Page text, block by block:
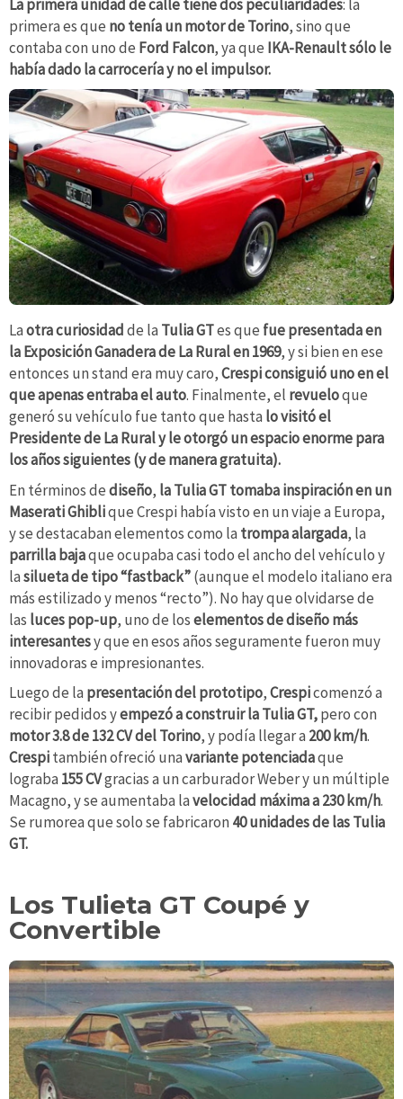
La primera unidad de calletiene dos peculiaridades: la
primera es que no tenía un motor de Torino, sino que
contaba con uno de Ford Falcon, ya que IKA-Renaultsólo le
había dado la carrocería y no el impulsor.
Laotra curiosidadde la Tulia GTes que fue presentada en
la Exposición Ganadera de La Rural en 1969, y si bien en ese
entonces un stand era muy caro,Crespi consiguió uno en el
que apenas entraba el auto. Finalmente, el revueloque
generó su vehículo fue tanto que hasta lo visitó el
Presidente de La Rural y le otorgó un espacio enorme para
los años siguientes (y de manera gratuita).
En términos dediseño, la Tulia GT tomaba inspiración en un
Maserati Ghiblique Crespi había visto en un viaje a Europa,
y se destacaban elementos como la trompa alargada, la
parrilla bajaque ocupaba casi todo el ancho del vehículo y
lasilueta de tipo “fastback”(aunque el modelo italiano era
más estilizado y menos “recto”). No hay que olvidarse de
las luces pop-up, uno de loselementos de diseño más
interesantesy que en esos años seguramente fueron muy
innovadoras e impresionantes.
Luego de la presentación del prototipo,Crespicomenzó a
recibir pedidos yempezó a construir la Tulia GT,pero con
motor 3.8 de 132 CV del Torino, y podía llegar a 200 km/h.
Crespitambién ofreció unavariante potenciadaque
lograba 155 CVgracias a un carburador Weber y un múltiple
Macagno, y se aumentaba lavelocidad máxima a 230 km/h.
Se rumorea que solo se fabricaron 40 unidadesde las Tulia
GT.
Los Tulieta GT Coupé y
Convertible